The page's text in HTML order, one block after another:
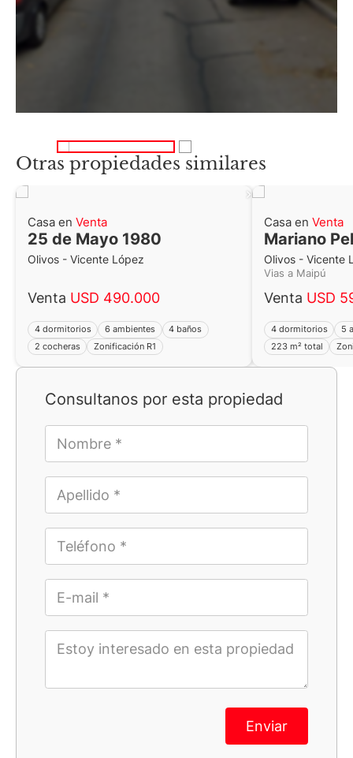
Consultanos por esta propiedad
Enviar
Otras propiedades similares
Casa en Venta
25 de Mayo 1980
Olivos - Vicente López
Venta USD 490.000
4 dormitorios 6 ambientes
4 baños
2 cocheras
Zonificación R1
Casa en Venta
Mariano
Olivos - Vicente
Vias a Maipú
Venta USD
4 dormitorios
5
223 m² total